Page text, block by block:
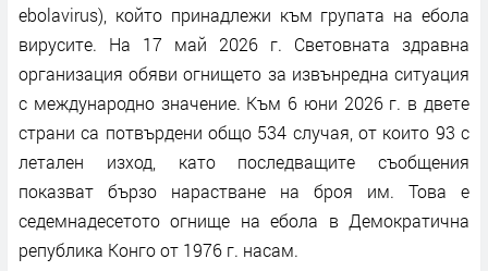
ebolavirus), който принадлежи към групата на ебола
вирусите. На 17 май 2026 г. Световната здравна
организация обяви огнището за извънредна ситуация
с международно значение. Към 6 юни 2026 г. в двете
страни са потвърдени общо 534 случая, от които 93 с
летален изход, като последващите съобщения
показват бързо нарастване на броя им. Това е
седемнадесетото огнище на ебола в Демократична
република Конго от 1976 г. насам.